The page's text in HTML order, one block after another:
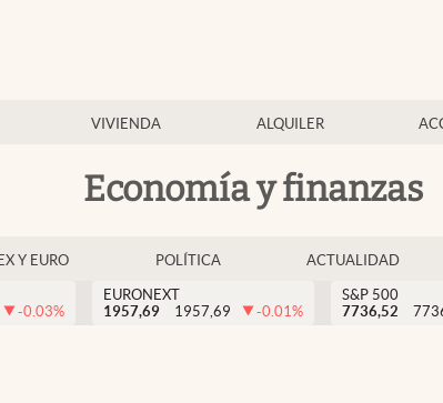
VIVIENDA ALQUILER
Economía y finanzas
Y EURO POLÍTICA ACTUALIDAD
-0.03%
EURONEXT
1957,69
1957,69 -0.01%
S&P 500
7736,52